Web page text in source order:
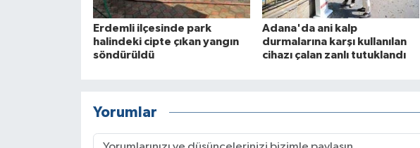
Erdemli ilçesinde park
halindeki cipte çıkan yangın
söndürüldü
Adana'da ani kalp
durmalarına karşı kullanılan
cihazı çalan zanlı tutuklandı
Yorumlar